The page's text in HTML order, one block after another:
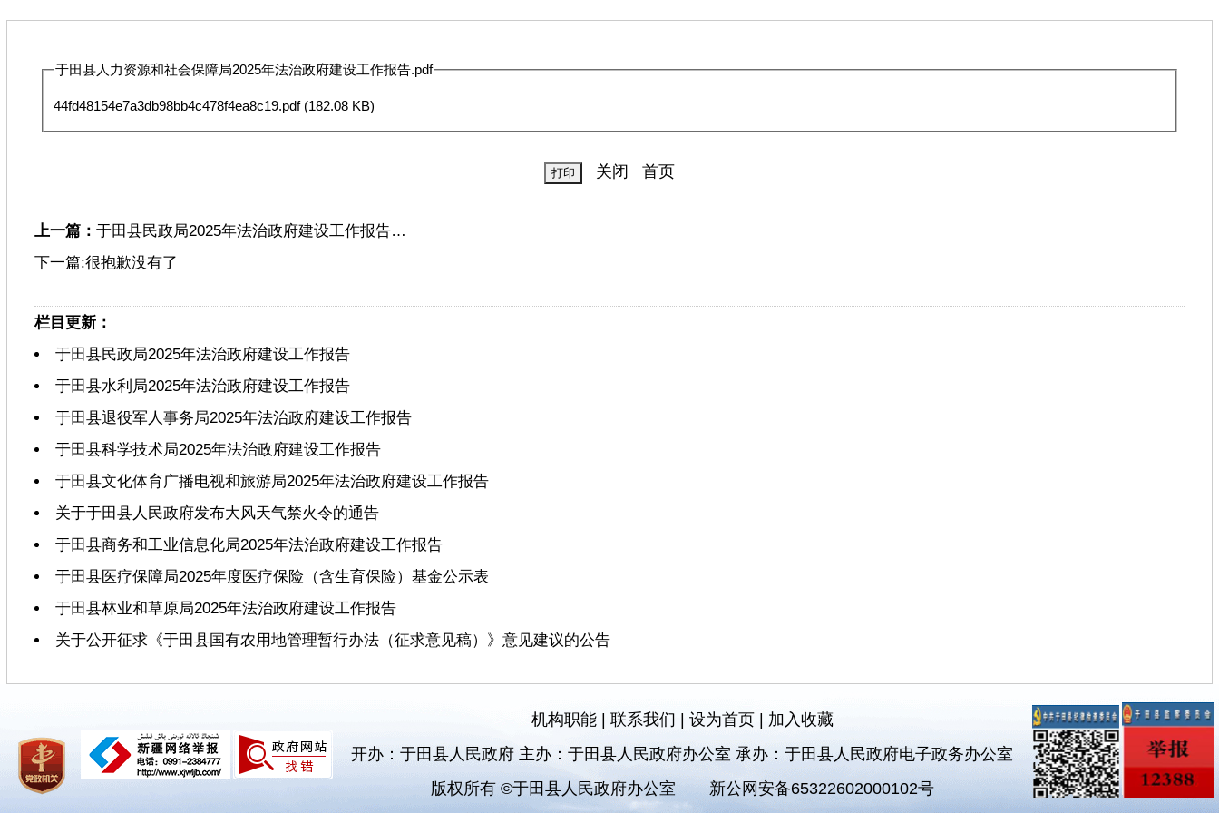
于田县人力资源和社会保障局2025年法治政府建设工作报告.pdf
44fd48154e7a3db98bb4c478f4ea8c19.pdf(182.08 KB)
关闭 首页
上一篇： 于田县民政局2025年法治政府建设工作报告…
下一篇:很抱歉没有了
栏目更新：
于田县民政局2025年法治政府建设工作报告
于田县水利局2025年法治政府建设工作报告
于田县退役军人事务局2025年法治政府建设工作报告
于田县科学技术局2025年法治政府建设工作报告
于田县文化体育广播电视和旅游局2025年法治政府建设工作报告
关于于田县人民政府发布大风天气禁火令的通告
于田县商务和工业信息化局2025年法治政府建设工作报告
于田县医疗保障局2025年度医疗保险（含生育保险）基金公示表
于田县林业和草原局2025年法治政府建设工作报告
关于公开征求《于田县国有农用地管理暂行办法（征求意见稿）》意见建议的公告
机构职能| 联系我们 | 设为首页| 加入收藏
开办：于田县人民政府 主办：于田县人民政府办公室 承办：于田县人民政府电子政务办公室
版权所有 ©于田县人民政府办公室
新公网安备65322602000102号